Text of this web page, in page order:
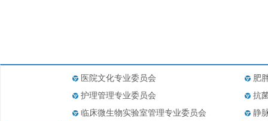
医院文化专业委员会
肥
护理管理专业委员会
抗
临床微生物实验室管理专业委员会
静